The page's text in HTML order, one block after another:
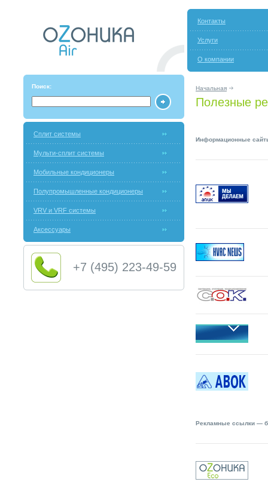
Контакты
Услуги
О компании
Поиск: Начальная
Полезные
Сплит системы
Мульти-сплит системы
Мобильные кондиционеры
Полупромышленные кондиционеры
VRV и VRF системы
Аксессуары
+7 (495) 223-49-59
Информационные
Рекламные ссылки —